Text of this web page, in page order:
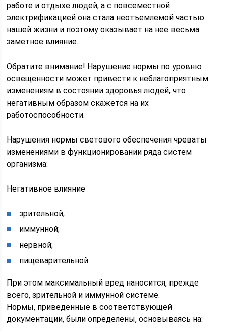
работе и отдыхе людей, а с повсеместной
электрификацией она стала неотъемлемой частью
нашей жизни и поэтому оказывает на нее весьма
заметное влияние.
Обратите внимание! Нарушение нормы по уровню
освещенности может привести к неблагоприятным
изменениям в состоянии здоровья людей, что
негативным образом скажется на их
работоспособности.
Нарушения нормы светового обеспечения чреваты
изменениями в функционировании ряда систем
организма:
Негативное влияние
зрительной;
иммунной;
нервной;
пищеварительной.
При этом максимальный вред наносится, прежде
всего, зрительной и иммунной системе.
Нормы, приведенные в соответствующей
документации, были определены, основываясь на: